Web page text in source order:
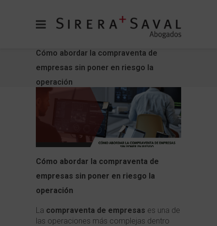
Cómo abordar la compraventa de
empresas sin poner en riesgo la
operación
Cómo abordar la compraventa de
empresas sin poner en riesgo la
operación
La compraventa de empresas es una de
las operaciones más complejas dentro